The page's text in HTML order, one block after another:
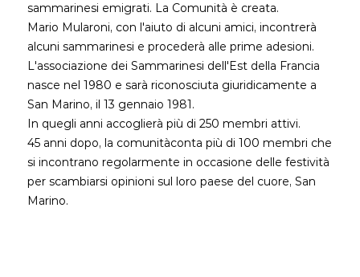
sammarinesi emigrati. La Comunità è creata.
Mario Mularoni, con l'aiuto di alcuni amici, incontrerà
alcuni sammarinesi e procederà alle prime adesioni.
L'associazione dei Sammarinesi dell'Est della Francia
nasce nel 1980 e sarà riconosciuta giuridicamente a
San Marino, il 13 gennaio 1981.
In quegli anni accoglierà più di 250 membri attivi.
45 anni dopo, la comunitàconta più di 100 membri che
si incontrano regolarmente in occasione delle festività
per scambiarsi opinioni sul loro paese del cuore, San
Marino.